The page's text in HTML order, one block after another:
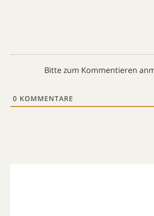
Bitte zum Kommentieren
0 KOMMENTARE